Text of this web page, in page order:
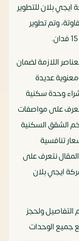
بلان للتطوير
وتم تطوير
اللازمة لضمان
عديدة
وحدة سكنية
على مواصفات
الشقق السكنية
تنافسية
نتعرف على
ايجي بلان
التفاصيل ولحجز
جميع الوحدات‏